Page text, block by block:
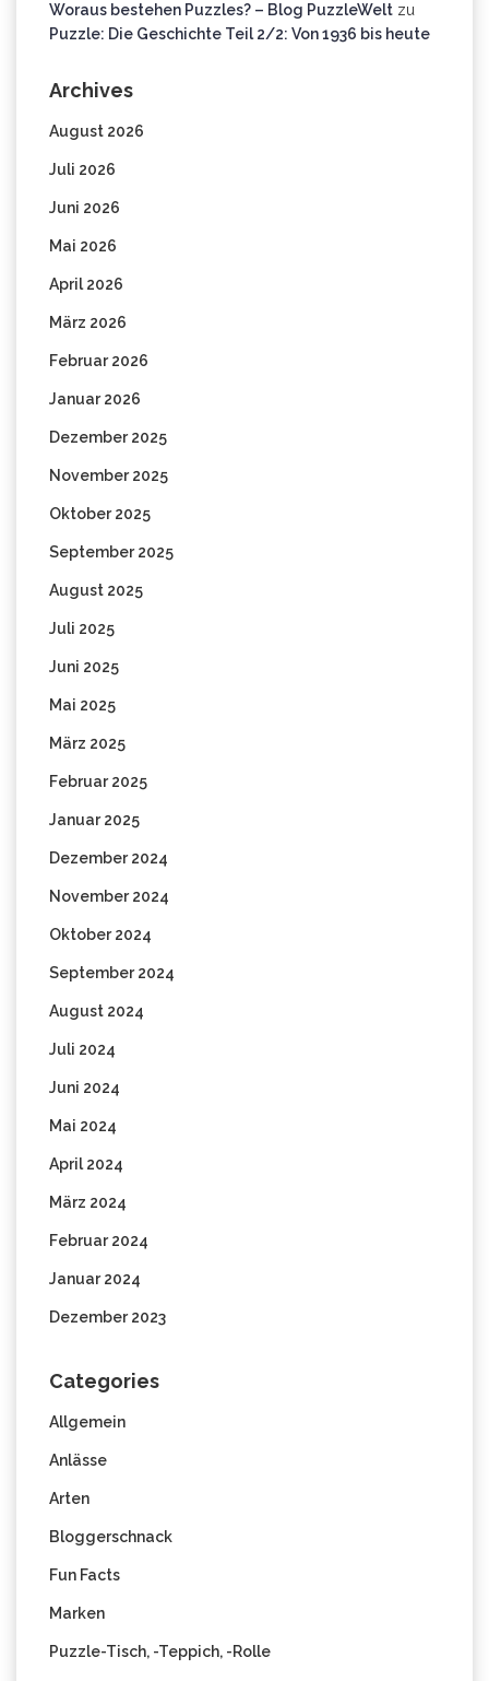
Woraus bestehen Puzzles? – Blog PuzzleWelt zu
Puzzle: Die Geschichte Teil 2/2: Von 1936 bis heute
Archives
August 2026
Juli 2026
Juni 2026
Mai 2026
April 2026
März 2026
Februar 2026
Januar 2026
Dezember 2025
November 2025
Oktober 2025
September 2025
August 2025
Juli 2025
Juni 2025
Mai 2025
März 2025
Februar 2025
Januar 2025
Dezember 2024
November 2024
Oktober 2024
September 2024
August 2024
Juli 2024
Juni 2024
Mai 2024
April 2024
März 2024
Februar 2024
Januar 2024
Dezember 2023
Categories
Allgemein
Anlässe
Arten
Bloggerschnack
Fun Facts
Marken
Puzzle-Tisch, -Teppich, -Rolle